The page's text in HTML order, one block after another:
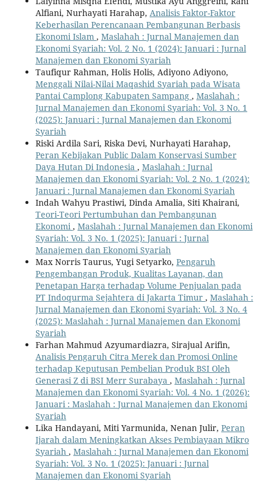
Alfiani, Nurhayati Harahap, Analisis Faktor-Faktor
Keberhasilan Perencanaan Pembangunan Berbasis
Ekonomi Islam , Maslahah : Jurnal Manajemen dan
Ekonomi Syariah: Vol. 2 No. 1 (2024): Januari : Jurnal
Manajemen dan Ekonomi Syariah
Taufiqur Rahman, Holis Holis, Adiyono Adiyono,
Menggali Nilai-Nilai Maqashid Syariah pada Wisata
Pantai Camplong Kabupaten Sampang , Maslahah :
Jurnal Manajemen dan Ekonomi Syariah: Vol. 3 No. 1
(2025): Januari : Jurnal Manajemen dan Ekonomi
Syariah
Riski Ardila Sari, Riska Devi, Nurhayati Harahap,
Peran Kebijakan Public Dalam Konservasi Sumber
Daya Hutan Di Indonesia , Maslahah : Jurnal
Manajemen dan Ekonomi Syariah: Vol. 2 No. 1 (2024):
Januari : Jurnal Manajemen dan Ekonomi Syariah
Indah Wahyu Prastiwi, Dinda Amalia, Siti Khairani,
Teori-Teori Pertumbuhan dan Pembangunan
Ekonomi, Maslahah : Jurnal Manajemen dan Ekonomi
Syariah: Vol. 3 No. 1 (2025): Januari : Jurnal
Manajemen dan Ekonomi Syariah
Max Norris Taurus, Yugi Setyarko, Pengaruh
Pengembangan Produk, Kualitas Layanan, dan
Penetapan Harga terhadap Volume Penjualan pada
PT Indoqurma Sejahtera di Jakarta Timur , Maslahah :
Jurnal Manajemen dan Ekonomi Syariah: Vol. 3 No. 4
(2025): Maslahah : Jurnal Manajemen dan Ekonomi
Syariah
Farhan Mahmud Azyumardiazra, Sirajual Arifin,
Analisis Pengaruh Citra Merek dan Promosi Online
terhadap Keputusan Pembelian Produk BSI Oleh
Generasi Z di BSI Merr Surabaya , Maslahah : Jurnal
Manajemen dan Ekonomi Syariah: Vol. 4 No. 1 (2026):
Januari : Maslahah : Jurnal Manajemen dan Ekonomi
Syariah
Lika Handayani, Miti Yarmunida, Nenan Julir, Peran
Ijarah dalam Meningkatkan Akses Pembiayaan Mikro
Syariah , Maslahah : Jurnal Manajemen dan Ekonomi
Syariah: Vol. 3 No. 1 (2025): Januari : Jurnal
Manajemen dan Ekonomi Syariah